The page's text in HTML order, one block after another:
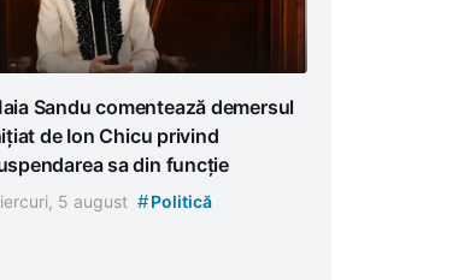
Sandu comentează demersul
de Ion Chicu privind
sa din funcție
5 august #Politică